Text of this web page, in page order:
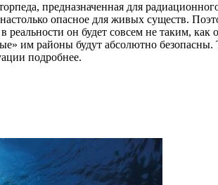
предназначенная для
опасное для живых существ.
он будет совсем не таким,
районы будут абсолютно безопасны.
подробнее.